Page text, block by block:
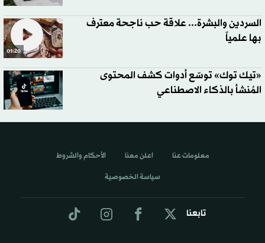
01:20
السردين والبشرة... علاقة حب ناجحة معترف
بها علمياً
«تيك توك» توسّع أدوات كشف المحتوى
المُنشأ بالذكاء الاصطناعي
تابعنا
معلومات عنا اعلن معنا الأحكام والشروط
سياسة الخصوصية